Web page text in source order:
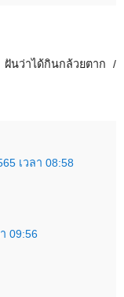
นว่าได้กินกล้วยตาก /
เวลา 08:58
09:56